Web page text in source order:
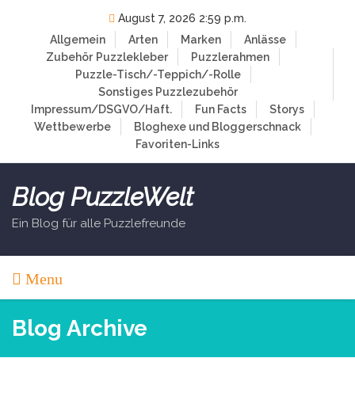
August 7, 2026 2:59 p.m.
Allgemein
Arten Marken
Anlässe
Zubehör Puzzlekleber
Puzzlerahmen
Puzzle-Tisch/-Teppich/-Rolle
Sonstiges Puzzlezubehör
Impressum/DSGVO/Haft.
Fun Facts
Storys
Wettbewerbe
Bloghexe und Bloggerschnack
Favoriten-Links
Blog PuzzleWelt
Ein Blog für alle Puzzlefreunde
Menu
Blog Archive